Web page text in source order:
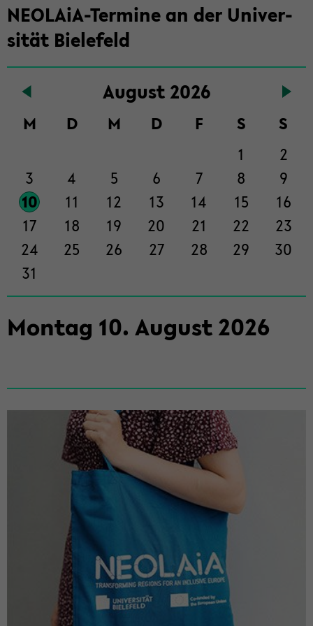
Haupt­
in­
halt
der
wech­
NEOLAiA-​Termine an der Uni­ver­
si­tät Bie­le­feld
Au­gust 2026
M D M D F S
S
1
2
3
4 5 6 7 8
9
10
11 12 13 14 15
16
17
18 19 20 21 22
23
24
25 26 27 28 29
30
31
Mon­tag 10. Au­gust2026